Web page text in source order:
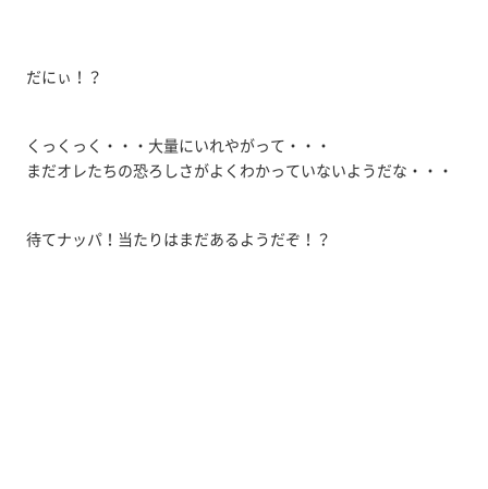
だにぃ！？
くっくっく・・・大量にいれやがって・・・
まだオレたちの恐ろしさがよくわかっていないようだな・・・
待てナッパ！当たりはまだあるようだぞ！？